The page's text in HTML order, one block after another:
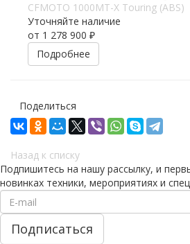
CFMOTO 1000MT-X Touring (ABS)
Уточняйте наличие
от 1 278 900 ₽
Подробнее
Поделиться
Назад к списку
Подпишитесь на нашу рассылку, и
новинках техники, мероприятиях и